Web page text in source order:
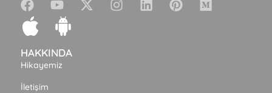
HAKKINDA
Hikayemiz
İletişim